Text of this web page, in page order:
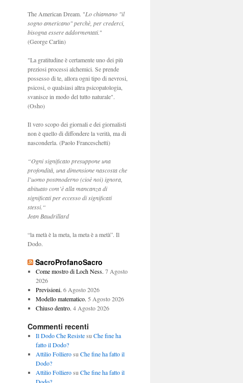
The American Dream. "Lo chiamano "il
sogno americano" perchè, per crederci,
bisogna essere addormentati."
(George Carlin)
"La gratitudine è certamente uno dei più
preziosi processi alchemici. Se prende
possesso di te, allora ogni tipo di nevrosi,
psicosi, o qualsiasi altra psicopatologia,
svanisce in modo del tutto naturale".
(Osho)
Il vero scopo dei giornali e dei giornalisti
non è quello di diffondere la verità, ma di
nasconderla. (Paolo Franceschetti)
“Ogni significato presuppone una
profondità, una dimensione nascosta che
l’uomo postmoderno (cioè noi) ignora,
abituato com’è alla mancanza di
significati per eccesso di significati
stessi.“
Jean Baudrillard
“la metà è la meta, la meta è a metà”. Il
Dodo.
SacroProfanoSacro
Come mostro di Loch Ness. 7 Agosto
2026
Previsioni. 6 Agosto 2026
Modello matematico. 5 Agosto 2026
Chiuso dentro. 4 Agosto 2026
Commenti recenti
Il Dodo Che Resistesu Che fine ha
fatto il Dodo?
Attilio Follierosu Che fine ha fatto il
Dodo?
Attilio Follierosu Che fine ha fatto il